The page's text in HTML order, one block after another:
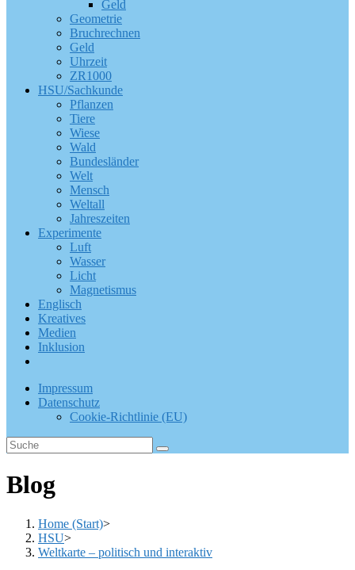
Geld
Geometrie
Bruchrechnen
Geld
Uhrzeit
ZR1000
HSU/Sachkunde
Pflanzen
Tiere
Wiese
Wald
Bundesländer
Welt
Mensch
Weltall
Jahreszeiten
Experimente
Luft
Wasser
Licht
Magnetismus
Englisch
Kreatives
Medien
Inklusion
Impressum
Datenschutz
Cookie-Richtlinie (EU)
Blog
Home (Start)>
HSU>
Weltkarte – politisch und interaktiv